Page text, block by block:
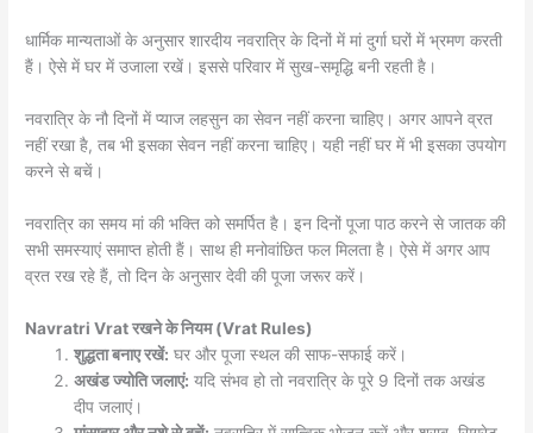
धार्मिक मान्यताओं के अनुसार शारदीय नवरात्रि के दिनों में मां दुर्गा घरों में भ्रमण करती
हैं। ऐसे में घर में उजाला रखें। इससे परिवार में सुख-समृद्धि बनी रहती है।
नवरात्रि के नौ दिनों में प्याज लहसुन का सेवन नहीं करना चाहिए। अगर आपने व्रत
नहीं रखा है, तब भी इसका सेवन नहीं करना चाहिए। यही नहीं घर में भी इसका उपयोग
करने से बचें।
नवरात्रि का समय मां की भक्ति को समर्पित है। इन दिनों पूजा पाठ करने से जातक की
सभी समस्याएं समाप्त होती हैं। साथ ही मनोवांछित फल मिलता है। ऐसे में अगर आप
व्रत रख रहे हैं, तो दिन के अनुसार देवी की पूजा जरूर करें।
Navratri Vrat रखने के नियम (Vrat Rules)
शुद्धता बनाए रखें: घर और पूजा स्थल की साफ-सफाई करें।
अखंड ज्योति जलाएं: यदि संभव हो तो नवरात्रि के पूरे 9 दिनों तक अखंड
दीप जलाएं।